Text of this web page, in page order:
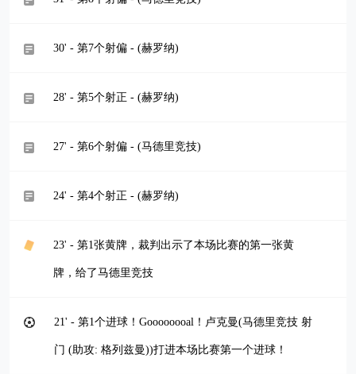
30' - 第7个射偏 - (赫罗纳)
28' - 第5个射正 - (赫罗纳)
27' - 第6个射偏 - (马德里竞技)
24' - 第4个射正 - (赫罗纳)
23' - 第1张黄牌，裁判出示了本场比赛的第一张黄
牌，给了马德里竞技
21' - 第1个进球！Goooooooal！卢克曼(马德里竞技 射
门 (助攻: 格列兹曼))打进本场比赛第一个进球！